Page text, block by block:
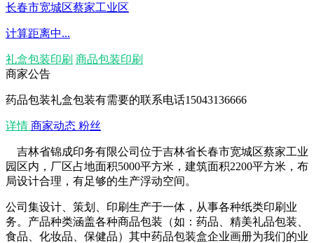
长春市宽城区蔡家工业区
计算距离中...
礼盒包装印刷 商品包装印刷
商家公告
药品包装礼盒包装有需要的联系电话15043136666
详情 商家动态 粉丝
吉林省锦成印务有限公司位于吉林省长春市宽城区蔡家工业
园区内，厂区占地面积5000平方米，建筑面积2200平方米，布
局设计合理，有足够的生产浮动空间。
公司集设计、策划、印刷生产于一体，从事各种纸类印刷业
务。产品种类涵盖各种商品包装（如：药品、精美礼品包装、
食品、化妆品、保健品）其中药品包装盒企业画册为我们的业